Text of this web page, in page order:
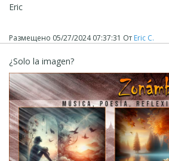
Eric
Размещено 05/27/2024 07:37:31 От Eric C.
¿Solo la imagen?